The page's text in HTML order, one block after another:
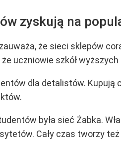
zyskują na
że sieci sklepów
uczniowie szkół
dla detalistów. Kupują
była sieć Żabka.
Cały czas tworzy